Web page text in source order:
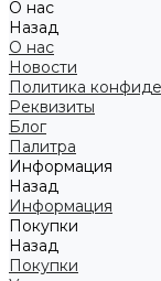
О нас
Назад
О нас
Новости
Политика
Реквизиты
Блог
Палитра
Информация
Назад
Информация
Покупки
Назад
Покупки